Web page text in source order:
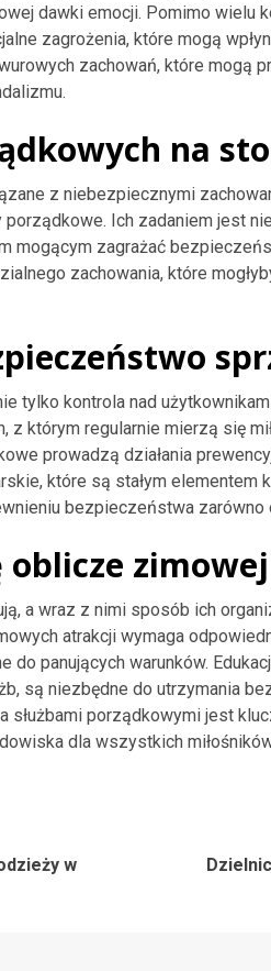
dawki emocji. Pomimo wielu
zagrożenia, które mogą
zachowań, które mogą
na
z niebezpiecznymi
porządkowe. Ich zadaniem jest
mogącym zagrażać
zachowania, które
tylko kontrola nad
z którym regularnie mierzą się
prowadzą działania
które są stałym elementem
bezpieczeństwa zarówno
oblicze
a wraz z nimi sposób ich
atrakcji wymaga
do panujących warunków.
są niezbędne do utrzymania
służbami porządkowymi jest
dla wszystkich
w